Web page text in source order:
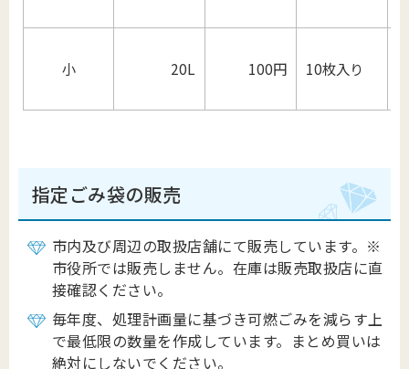
小 20L 100円 10枚入り
指定ごみ袋の販売
市内及び周辺の取扱店舗にて販売しています。※
市役所では販売しません。在庫は販売取扱店に直
接確認ください。
毎年度、処理計画量に基づき可燃ごみを減らす上
で最低限の数量を作成しています。まとめ買いは
絶対にしないでください。